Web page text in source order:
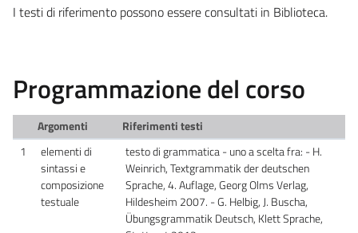
I testi di riferimento possono essere consultati in Biblioteca.
Programmazione del corso
Argomenti
Riferimenti testi
1
elementi di
sintassi e
composizione
testuale
testo di grammatica - uno a scelta fra: - H.
Weinrich, Textgrammatik der deutschen
Sprache, 4. Auflage, Georg Olms Verlag,
Hildesheim 2007. - G. Helbig, J. Buscha,
Übungsgrammatik Deutsch, Klett Sprache,